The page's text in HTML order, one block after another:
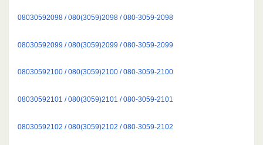
08030592098 / 080(3059)2098 / 080-3059-2098
08030592099 / 080(3059)2099 / 080-3059-2099
08030592100 / 080(3059)2100 / 080-3059-2100
08030592101 / 080(3059)2101 / 080-3059-2101
08030592102 / 080(3059)2102 / 080-3059-2102